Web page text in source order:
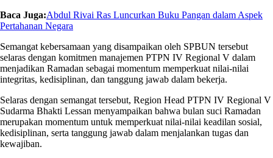
Baca Juga:Abdul Rivai Ras Luncurkan Buku Pangan dalam Aspek
Pertahanan Negara
Semangat kebersamaan yang disampaikan oleh SPBUN tersebut
selaras dengan komitmen manajemen PTPN IV Regional V dalam
menjadikan Ramadan sebagai momentum memperkuat nilai-nilai
integritas, kedisiplinan, dan tanggung jawab dalam bekerja.
Selaras dengan semangat tersebut, Region Head PTPN IV Regional V
Sudarma Bhakti Lessan menyampaikan bahwa bulan suci Ramadan
merupakan momentum untuk memperkuat nilai-nilai keadilan sosial,
kedisiplinan, serta tanggung jawab dalam menjalankan tugas dan
kewajiban.